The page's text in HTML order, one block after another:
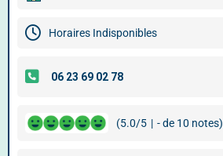
Horaires Indisponibles
(5.0/5 | - de 10 notes)